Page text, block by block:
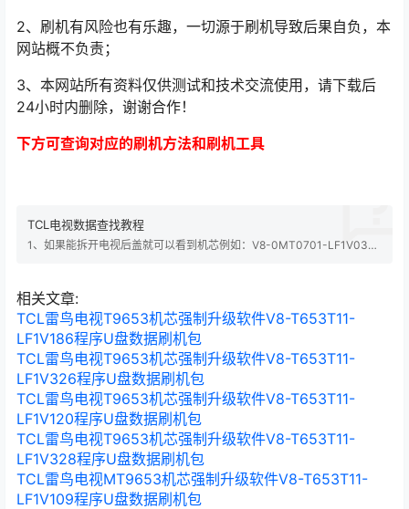
2、刷机有风险也有乐趣，一切源于刷机导致后果自负，本
网站概不负责；
3、本网站所有资料仅供测试和技术交流使用，请下载后
24小时内删除，谢谢合作！
下方可查询对应的刷机方法和刷机工具
TCL电视数据查找教程
1、如果能拆开电视后盖就可以看到机芯例如：V8-0MT0701-LF1V039,
是英文字母O 2、如果不能拆开电视后盖查看电视后壳铭牌查询，如果不
知道机芯的联系…
相关文章:
TCL雷鸟电视T9653机芯强制升级软件V8-T653T11-
LF1V186程序U盘数据刷机包
TCL雷鸟电视T9653机芯强制升级软件V8-T653T11-
LF1V326程序U盘数据刷机包
TCL雷鸟电视T9653机芯强制升级软件V8-T653T11-
LF1V120程序U盘数据刷机包
TCL雷鸟电视T9653机芯强制升级软件V8-T653T11-
LF1V328程序U盘数据刷机包
TCL雷鸟电视MT9653机芯强制升级软件V8-T653T11-
LF1V109程序U盘数据刷机包